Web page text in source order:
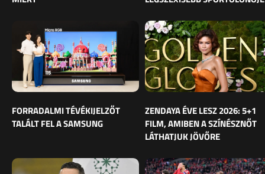
FORRADALMI TÉVÉKIJELZŐT
TALÁLT FEL A SAMSUNG
ZENDAYA ÉVE LESZ 2026: 5+1
FILM, AMIBEN A SZÍNÉSZNŐT
LÁTHATJUK JÖVŐRE